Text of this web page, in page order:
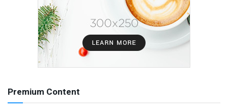
Premium Content